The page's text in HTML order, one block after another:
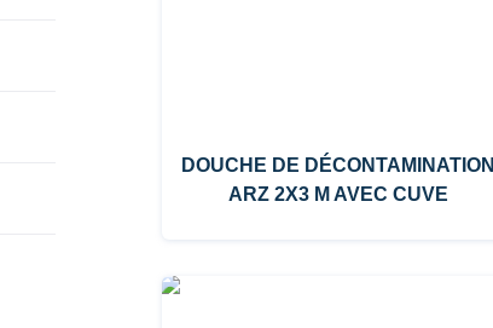
DOUCHE DE DÉCONTAMINATION
ARZ 2X3 M AVEC CUVE